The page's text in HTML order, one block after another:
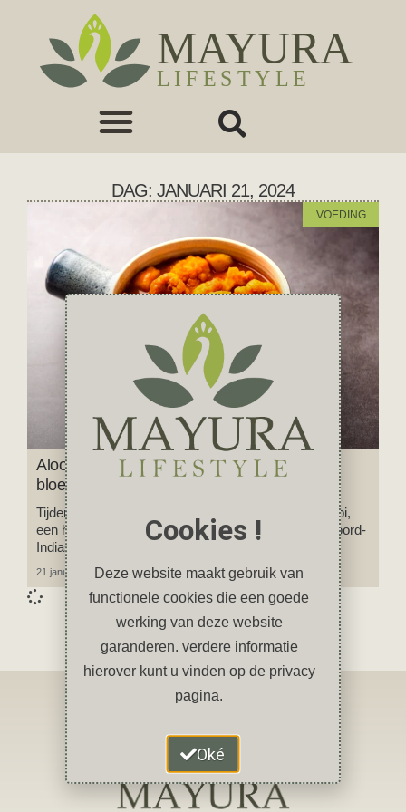
DAG: JANUARI 21, 2024
VOEDING
Aloo Gobi: Indiase curry met aardappel en
bloemkool
Tijdens mijn reis door India at ik regelmatig Aloo Gobi,
een heerlijke vegetarische curry afkomstig uit de Noord-
Indiase regio Punjab.
21 januari 2024 1 reactie
Cookies !
Deze website maakt gebruik van
functionele cookies die een goede
werking van deze website
garanderen. verdere informatie
hierover kunt u vinden op de privacy
pagina.
Oké